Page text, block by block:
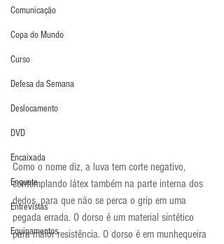
Comunicação
Copa do Mundo
Curso
Defesa da Semana
Deslocamento
DVD
Encaixada
Enquete
Entrevistas
Equipamentos
Como o nome diz, a luva tem corte negativo,
contemplando látex também na parte interna dos
dedos, para que não se perca o grip em uma
pegada errada. O dorso é um material sintético
para maior resistência. O dorso é em munhequeira